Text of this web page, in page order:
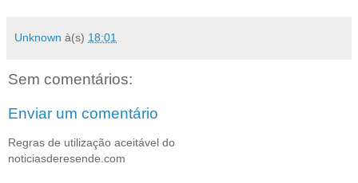
Unknown à(s) 18:01
Sem comentários:
Enviar um comentário
Regras de utilização aceitável do
noticiasderesende.com